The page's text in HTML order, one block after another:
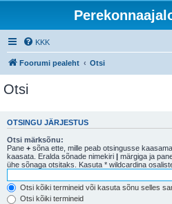
KKK
Foorumi pealeht Otsi
Otsi
OTSINGU JÄRJESTUS
Otsi märksõnu:
Pane + sõna ette, mille peab otsingusse
kaasata. Eralda sõnade nimekiri | märgiga ja pane
ühe sõnaga otsitaks. Kasuta * wildcardina
Otsi kõiki termineid või kasuta sõnu selles
Otsi kõiki termineid